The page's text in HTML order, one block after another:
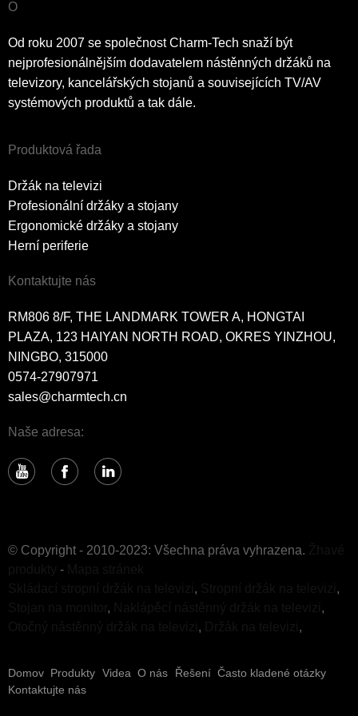
O
Od roku 2007 se společnost Charm-Tech snaží být
nejprofesionálnějším dodavatelem nástěnných držáků na
televizory, kancelářských stojanů a souvisejících TV/AV
systémových produktů a tak dále.
Produktová řada
Držák na televizi
Profesionální držáky a stojany
Ergonomické držáky a stojany
Herní periferie
Kontaktujte nás
RM806 8/F, THE LANDMARK TOWER A, HONGTAI
PLAZA, 123 HAIYAN NORTH ROAD, OKRES YINZHOU,
NINGBO, 315000
0574-27907971
sales@charmtech.cn
Naše adresa:
© Copyright - 2010-2023: Všechna práva vyhrazena.
-
,
,
,
,
, ,
Domov Produkty Videa O nás Řešení Často kladené otázky
Kontaktujte nás